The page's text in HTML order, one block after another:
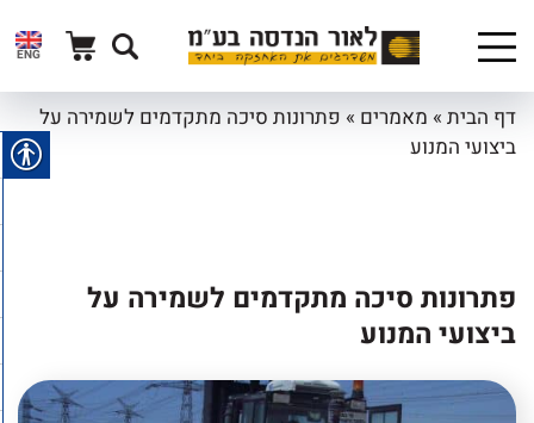
ENG
דף הבית » מאמרים » פתרונות סיכה מתקדמים לשמירה על
ביצועי המנוע
פתרונות סיכה מתקדמים לשמירה על
ביצועי המנוע